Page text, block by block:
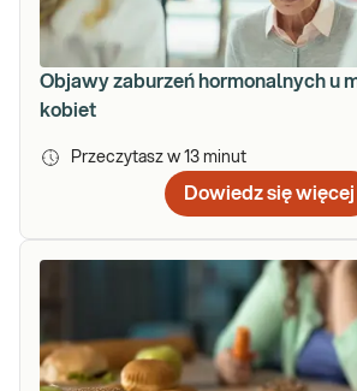
Objawy zaburzeń hormonalnych u
kobiet
Przeczytasz w 13 minut
Dowiedz się więcej